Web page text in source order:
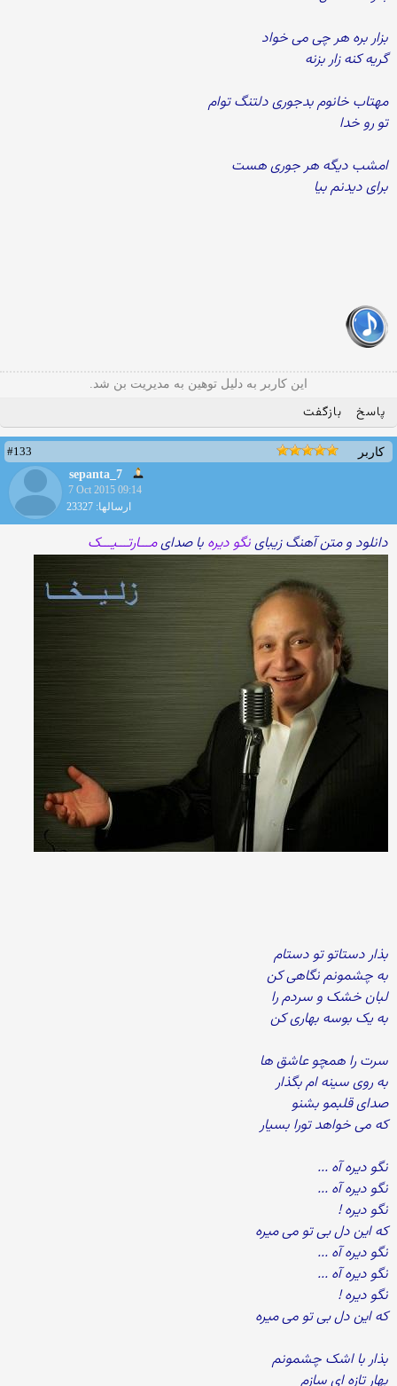
بزار بره هر چی می خواد
گریه کنه زار بزنه
مهتاب خانوم بدجوری دلتنگ توام
تو رو خدا
امشب دیگه هر جوری هست
برای دیدنم بیا
این کاربر به دلیل توهین به مدیریت بن شد.
پاسخ بازگفت
کاربر
#133
sepanta_7
7 Oct 2015 09:14
ارسالها: 23327
دانلود و متن آهنگ زیباینگو دیره با صدایمـــارتـــیـــک
بذار دستاتو تو دستام
به چشمونم نگاهی کن
لبان خشک و سردم را
به یک بوسه بهاری کن
سرت را همچو عاشق ها
به روی سینه ام بگذار
صدای قلبمو بشنو
که می خواهد تورا بسیار
نگو دیره آه ...
نگو دیره آه ...
نگو دیره !
که این دل بی تو می میره
نگو دیره آه ...
نگو دیره آه ...
نگو دیره !
که این دل بی تو می میره
بذار با اشک چشمونم
بهار تازه ای سازم